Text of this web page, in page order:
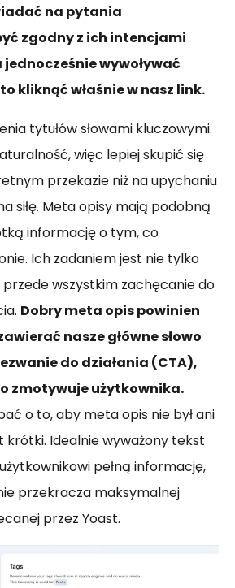
na pytania
zgodny z ich intencjami
wywoływać
kliknąć właśnie w nasz link.
tytułów słowami kluczowymi.
więc lepiej skupić się
przekazie niż na upychaniu
siłę. Meta opisy mają podobną
informację o tym, co
Ich zadaniem jest nie tylko
wszystkim zachęcanie do
Dobry meta opis powinien
nasze główne słowo
do działania (CTA),
zmotywuje użytkownika.
o to, aby meta opis nie był ani
krótki. Idealnie wyważony tekst
pełną informację,
przekracza maksymalnej
przez Yoast.